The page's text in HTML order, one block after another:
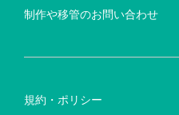
制作や移管のお問い合わせ
規約・ポリシー